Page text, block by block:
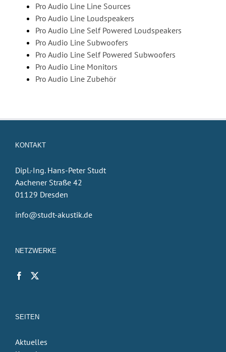
Pro Audio Line Line Sources
Pro Audio Line Loudspeakers
Pro Audio Line Self Powered Loudspeakers
Pro Audio Line Subwoofers
Pro Audio Line Self Powered Subwoofers
Pro Audio Line Monitors
Pro Audio Line Zubehör
KONTAKT
Dipl.-Ing. Hans-Peter Studt
Aachener Straße 42
01129 Dresden
info@studt-akustik.de
NETZWERKE
SEITEN
Aktuelles